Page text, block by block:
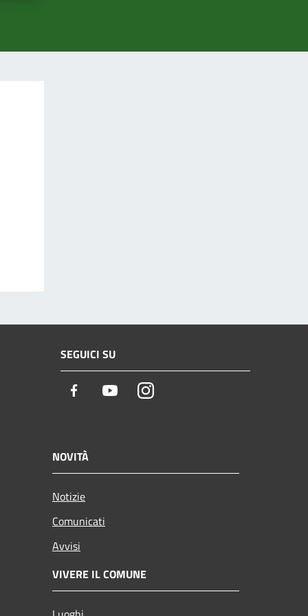
SEGUICI SU
Facebook YoutubeInstagram
NOVITÀ
Notizie
Comunicati
Avvisi
VIVERE IL COMUNE